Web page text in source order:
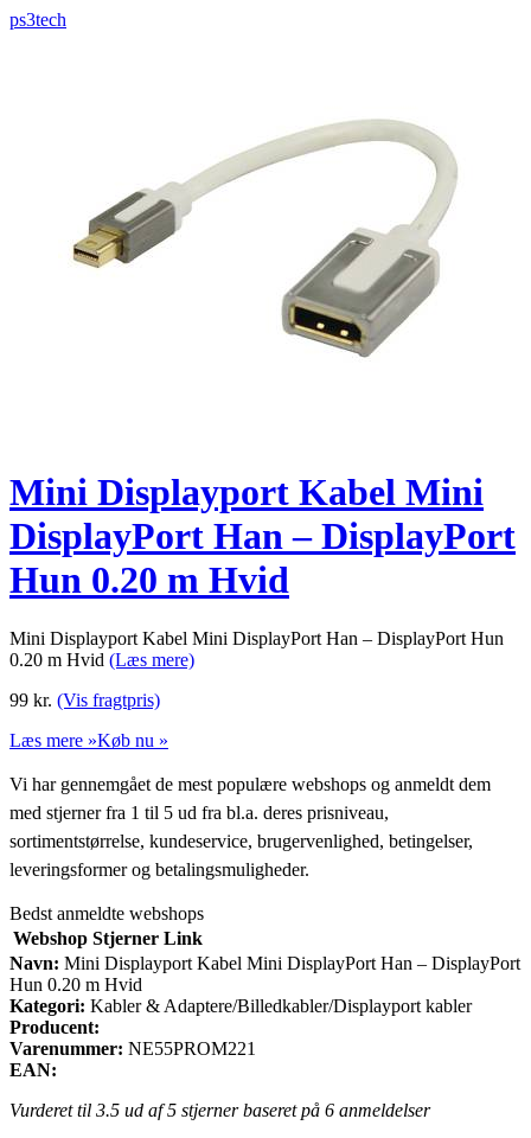
ps3tech
Mini Displayport Kabel Mini
DisplayPort Han – DisplayPort
Hun 0.20 m Hvid
Mini Displayport Kabel Mini DisplayPort Han – DisplayPort Hun
0.20 m Hvid (Læs mere)
99 kr. (Vis fragtpris)
Læs mere »Køb nu »
Vi har gennemgået de mest populære webshops og anmeldt dem
med stjerner fra 1 til 5 ud fra bl.a. deres prisniveau,
sortimentstørrelse, kundeservice, brugervenlighed, betingelser,
leveringsformer og betalingsmuligheder.
Bedst anmeldte webshops
Webshop Stjerner Link
Navn: Mini Displayport Kabel Mini DisplayPort Han – DisplayPort
Hun 0.20 m Hvid
Kategori: Kabler & Adaptere/Billedkabler/Displayport kabler
Producent:
Varenummer: NE55PROM221
EAN:
Vurderet til 3.5 ud af 5 stjerner baseret på 6 anmeldelser